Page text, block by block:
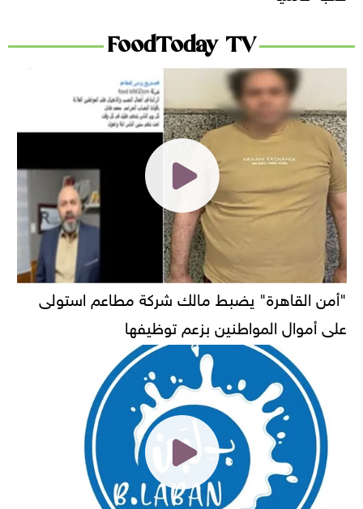
FoodToday TV
"أمن القاهرة" يضبط مالك شركة مطاعم استولى
على أموال المواطنين بزعم توظيفها